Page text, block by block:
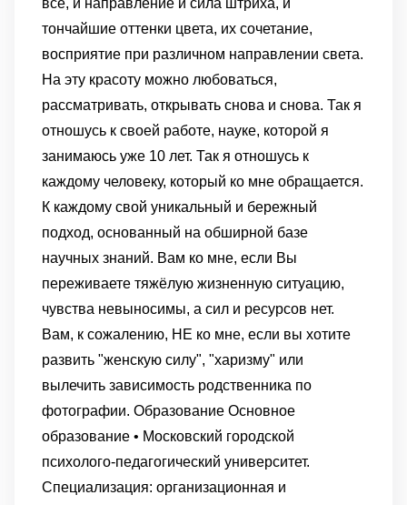
все, и направление и сила штриха, и
тончайшие оттенки цвета, их сочетание,
восприятие при различном направлении света.
На эту красоту можно любоваться,
рассматривать, открывать снова и снова. Так я
отношусь к своей работе, науке, которой я
занимаюсь уже 10 лет. Так я отношусь к
каждому человеку, который ко мне обращается.
К каждому свой уникальный и бережный
подход, основанный на обширной базе
научных знаний. Вам ко мне, если Вы
переживаете тяжёлую жизненную ситуацию,
чувства невыносимы, а сил и ресурсов нет.
Вам, к сожалению, НЕ ко мне, если вы хотите
развить "женскую силу", "харизму" или
вылечить зависимость родственника по
фотографии. Образование Основное
образование • Московский городской
психолого-педагогический университет.
Специализация: организационная и